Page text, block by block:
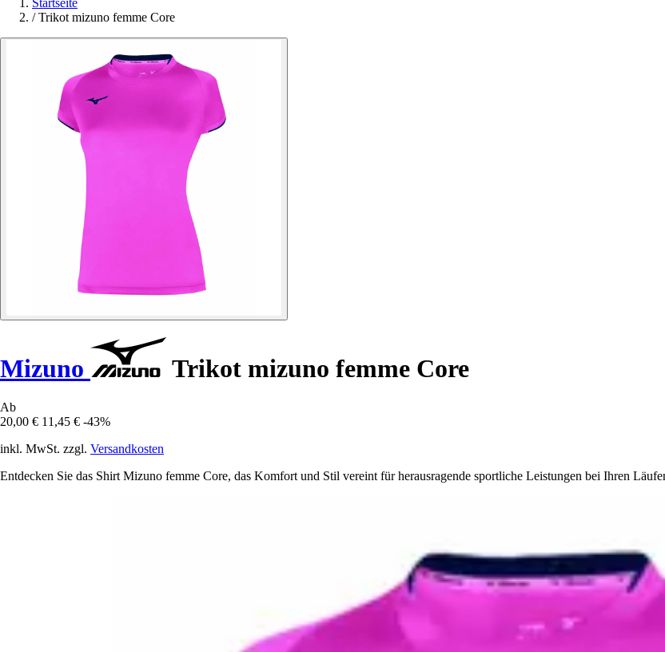
Startseite
/ Trikot mizuno femme Core
Mizuno Trikot mizuno femme Core
Ab
20,00 € 11,45 € -43%
inkl. MwSt. zzgl. Versandkosten
Entdecken Sie das Shirt Mizuno femme Core, das Komfort und Stil vereint für herausragende sportliche Leistungen bei Ihren